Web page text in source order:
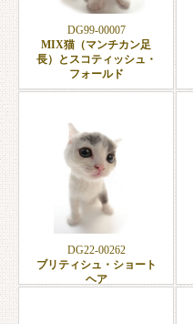
DG99-00007
MIX猫（マンチカン足
長）とスコティッシュ・
フォールド
DG22-00262
ブリティシュ・ショート
ヘア